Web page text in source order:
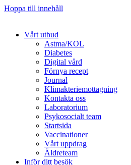
Hoppa till innehåll
Vårt utbud
Astma/KOL
Diabetes
Digital vård
Förnya recept
Journal
Klimakteriemottagning
Kontakta oss
Laboratorium
Psykosocialt team
Startsida
Vaccinationer
Vårt uppdrag
Äldreteam
Inför ditt besök